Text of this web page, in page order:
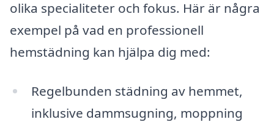
olika specialiteter och fokus. Här är några
exempel på vad en professionell
hemstädning kan hjälpa dig med:
Regelbunden städning av hemmet,
inklusive dammsugning, moppning